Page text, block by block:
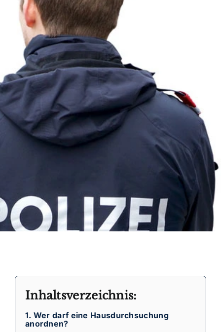
Inhaltsverzeichnis:
1. Wer darf eine Hausdurchsuchung
anordnen?